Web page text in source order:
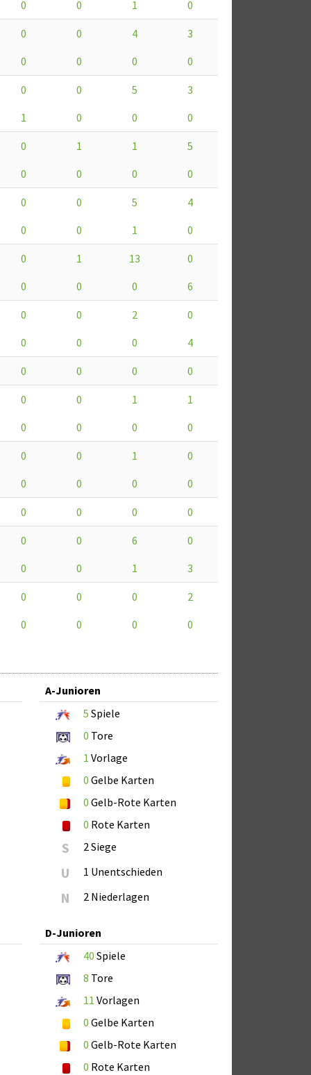
0 0 1 0
0 0 4
3
0 0 0 0
0 0 5
3
1 0 0 0
0 1 1
5
0 0 0 0
0 0 5
4
0 0 1 0
0 1 13
0
0 0 0 6
0 0 2
0
0 0 0 4
0 0 0 0
0 0 1
1
0 0 0 0
0 0 1
0
0 0 0 0
0 0 0 0
0 0 6
0
0 0 1 3
0 0 0
2
0 0 0 0
A-Junioren
5 Spiele
0 Tore
1 Vorlage
0 Gelbe Karten
0 Gelb-Rote Karten
0 Rote Karten
S 2 Siege
U 1 Unentschieden
N 2 Niederlagen
D-Junioren
40 Spiele
8 Tore
11 Vorlagen
0 Gelbe Karten
0 Gelb-Rote Karten
0 Rote Karten